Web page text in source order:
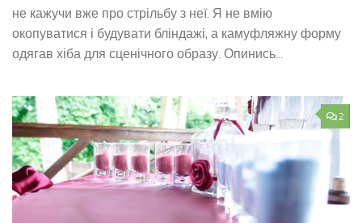
не кажучи вже про стрільбу з неї. Я не вмію
окопуватися і будувати бліндажі, а камуфляжну форму
одягав хіба для сценічного образу. Опинись...
2